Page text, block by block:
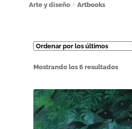
¿Quieres ser autor?
ART FRIDAY 2025
Artículos del blog
AVISO LEGAL
Arte y diseño
Artbooks
Mostrando los 6 resultados
los